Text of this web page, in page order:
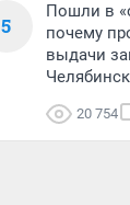
5
Пошли в
почему
выдачи
20 754